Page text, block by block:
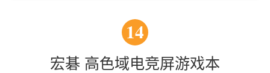
14
宏碁 高色域电竞屏游戏本